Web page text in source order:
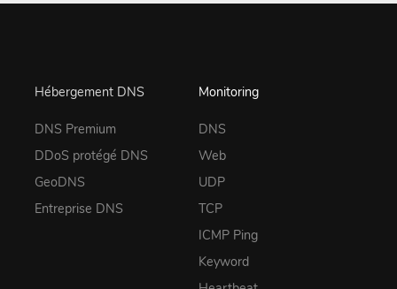
Hébergement DNS
DNS Premium
DDoS protégé DNS
GeoDNS
Entreprise DNS
Monitoring
DNS
Web
UDP
TCP
ICMP Ping
Keyword